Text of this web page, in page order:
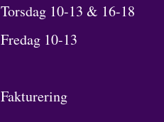
Torsdag 10-13 & 16-18
Fredag 10-13
Fakturering